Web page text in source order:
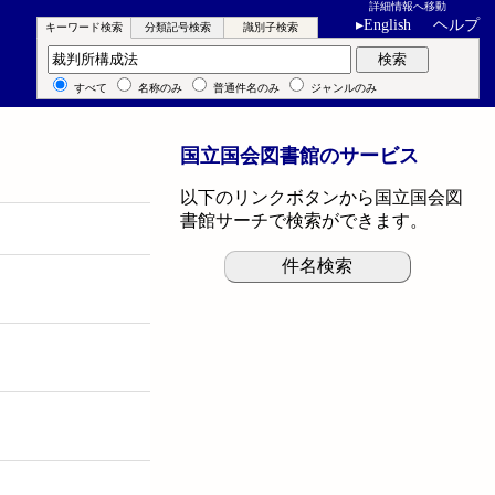
詳細情報へ移動
▸English ヘルプ
キーワード検索 分類記号検索 識別子検索
キーワード検索 検索
すべて 名称のみ 普通件名のみ ジャンルのみ
国立国会図書館のサービス
以下のリンクボタンから国立国会図
書館サーチで検索ができます。
件名検索